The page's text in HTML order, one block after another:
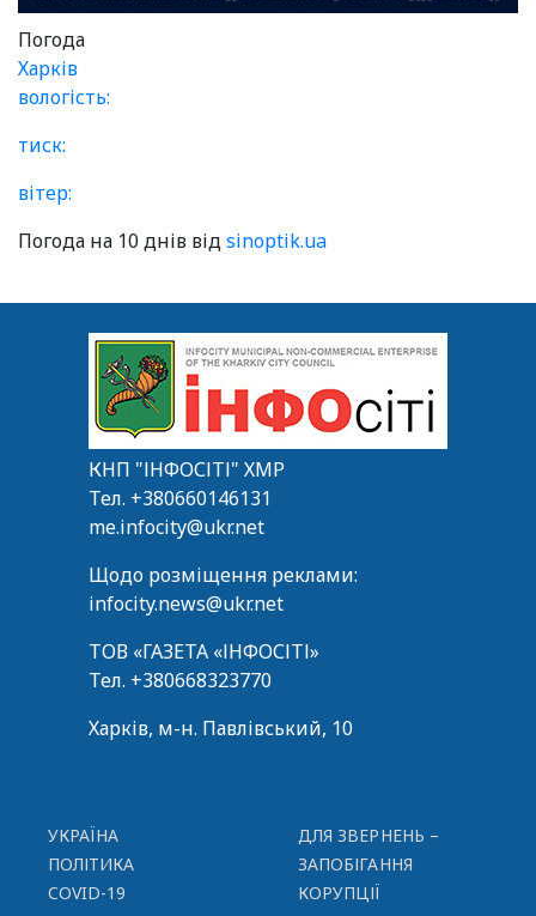
Погода
Харків
вологість:
тиск:
вітер:
Погода на 10 днів відsinoptik.ua
КНП "ІНФОСІТІ" ХМР
Тел. +380660146131
me.infocity@ukr.net
Щодо розміщення реклами:
infocity.news@ukr.net
ТОВ «ГАЗЕТА «ІНФОСІТІ»
Тел. +380668323770
Харків, м-н. Павлівський, 10
УКРАЇНА
ПОЛІТИКА
COVID-19
ДЛЯ ЗВЕРНЕНЬ –
ЗАПОБІГАННЯ
КОРУПЦІЇ